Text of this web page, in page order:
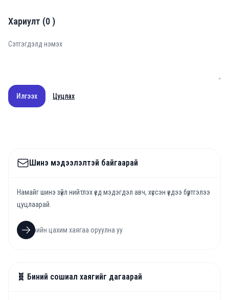
Хариулт (0)
Илгээх Цуцлах
Шинэ мэдээлэлтэй байгаарай
Намайг шинэ зүйл нийтлэх үед мэдэгдэл авч, хүссэн үедээ бүртгэлээ
цуцлаарай.
🧬 Биний сошиал хаягийг дагаарай